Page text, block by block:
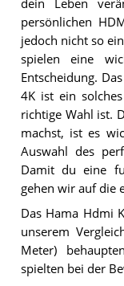
dein Leben
persönlichen
jedoch nicht so
spielen eine
Entscheidung.
4K ist ein
richtige Wahl ist.
machst, ist es
Auswahl des
Damit du eine
gehen wir auf die
Das Hama Hdmi
unserem
Meter)
spielten bei der